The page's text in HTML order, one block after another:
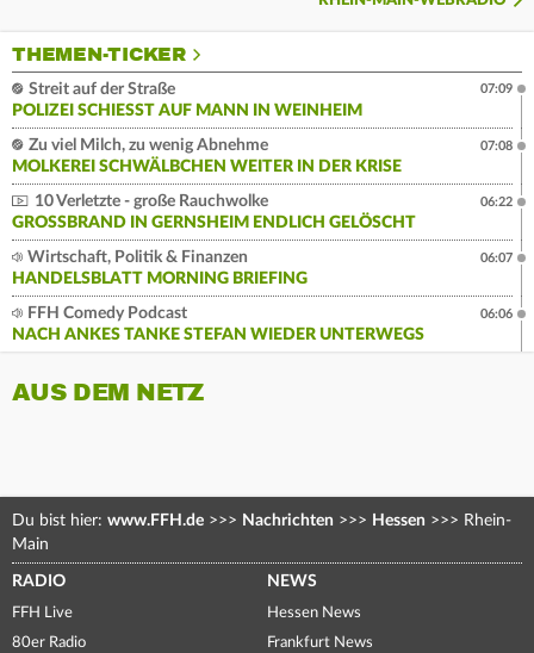
THEMEN-TICKER
Streit auf der Straße
POLIZEI SCHIESST AUF MANN IN WEINHEIM
07:09
Zu viel Milch, zu wenig Abnehme
MOLKEREI SCHWÄLBCHEN WEITER IN DER KRISE
07:08
10 Verletzte - große Rauchwolke
GROSSBRAND IN GERNSHEIM ENDLICH GELÖSCHT
06:22
Wirtschaft, Politik & Finanzen
HANDELSBLATT MORNING BRIEFING
06:07
FFH Comedy Podcast
NACH ANKES TANKE STEFAN WIEDER UNTERWEGS
06:06
AUS DEM NETZ
Du bist hier: www.FFH.de >>> Nachrichten >>> Hessen >>> Rhein-
Main
RADIO
FFH Live
80er Radio
NEWS
Hessen News
Frankfurt News